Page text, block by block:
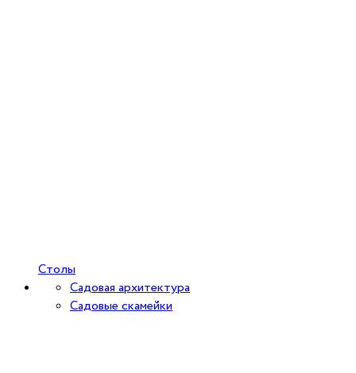
Столы
Садовая архитектура
Садовые скамейки